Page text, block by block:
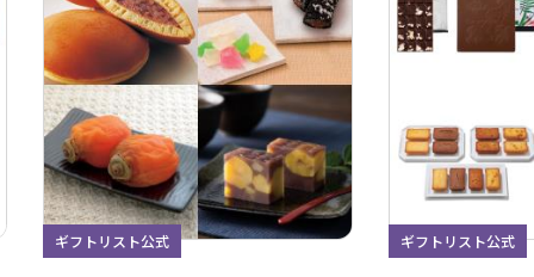
ギフトリスト公式 ギフトリスト公式